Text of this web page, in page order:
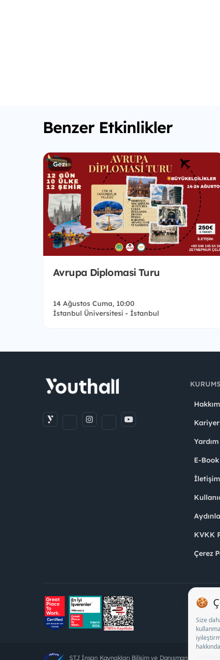
Benzer Etkinlikler
Gezi
Avrupa Diplomasi Turu
14 Ağustos Cuma, 10:00
İstanbul Üniversitesi - İstanbul
Kariyer
Yardım
E-Book
KVKK
Çerez
STJ İnsan Kaynakları Bilişim ve Danışmanlık A.Ş.